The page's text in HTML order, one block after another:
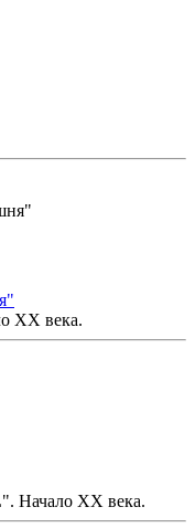
ХХ века.
Начало ХХ века.